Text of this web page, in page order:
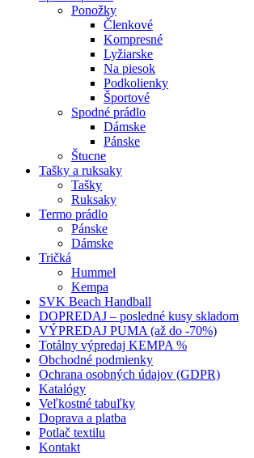
Ponožky
Členkové
Kompresné
Lyžiarske
Na piesok
Podkolienky
Športové
Spodné prádlo
Dámske
Pánske
Štucne
Tašky a ruksaky
Tašky
Ruksaky
Termo prádlo
Pánske
Dámske
Tričká
Hummel
Kempa
SVK Beach Handball
DOPREDAJ – posledné kusy skladom
VÝPREDAJ PUMA (až do -70%)
Totálny výpredaj KEMPA %
Obchodné podmienky
Ochrana osobných údajov (GDPR)
Katalógy
Veľkostné tabuľky
Doprava a platba
Potlač textilu
Kontakt